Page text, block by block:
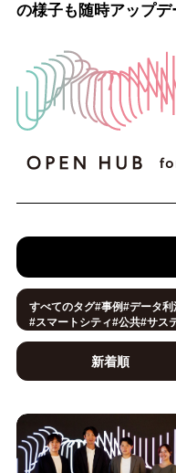
の様子も随時アップデ
すべてのタグ#事例#データ利
#スマートシティ#公共#サス
#ヘルスケア #環境・エネ
イノベーション#IoT
新着順